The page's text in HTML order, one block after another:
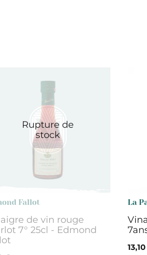
Rupture de
stock
Fallot
de vin rouge
7° 25cl - Edmond
La